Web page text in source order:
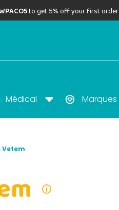
to get 5% off your first order
Médical Marques
Vetem